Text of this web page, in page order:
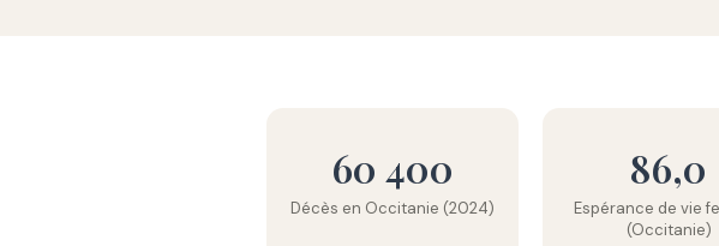
60 400
Décès en Occitanie (2024)
86,0
Espérance de vie
(Occitanie)